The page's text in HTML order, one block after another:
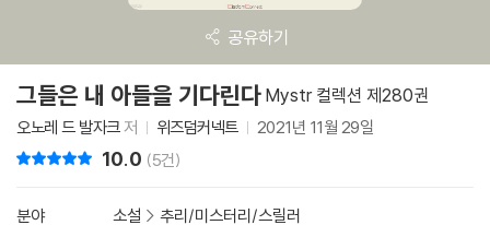
공유하기
그들은 내 아들을 기다린다 Mystr 컬렉션 제280권
오노레 드 발자크저 위즈덤커넥트 2021년 11월 29일
10.0 (5건)
분야 소설 > 추리/미스터리/스릴러